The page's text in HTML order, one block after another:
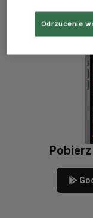
Odrzucenie